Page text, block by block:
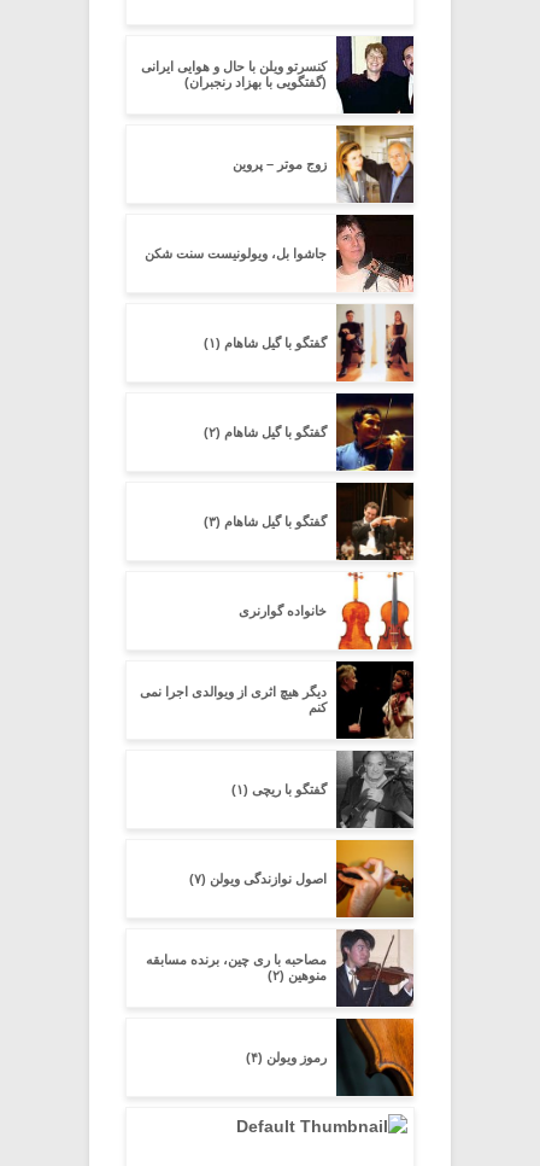
کنسرتو ویلن با حال و هوایی ایرانی
(گفتگویی با بهزاد رنجبران)
زوج موتر – پروین
جاشوا بل، ویولونیست سنت شکن
گفتگو با گیل شاهام (۱)
گفتگو با گیل شاهام (۲)
گفتگو با گیل شاهام (۳)
خانواده گوارنری
دیگر هیچ اثرى از ویوالدى اجرا نمى
کنم
گفتگو با ریچی (۱)
اصول نوازندگی ویولن (۷)
مصاحبه با ری چین، برنده مسابقه
منوهین (۲)
رموز ویولن (۴)